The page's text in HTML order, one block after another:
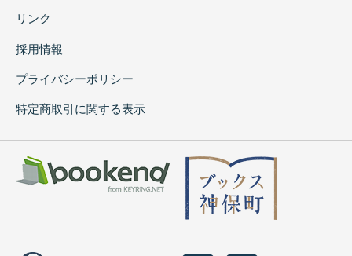
リンク
採用情報
プライバシーポリシー
特定商取引に関する表示